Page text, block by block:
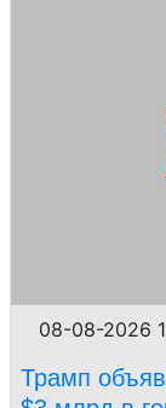
08-08-2026
Трамп